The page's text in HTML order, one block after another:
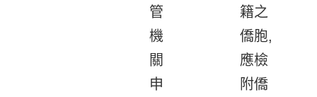
管
機
關
申
籍之
僑胞,
應檢
附僑